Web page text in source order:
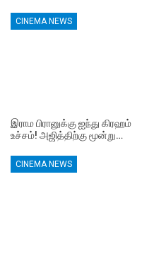
CINEMA NEWS
இராம பிரானுக்கு ஐந்து கிரஹம்
உச்சம்! அஜித்திற்கு மூன்று…
CINEMA NEWS